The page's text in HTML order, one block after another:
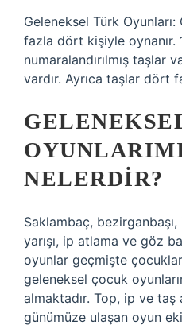
Geleneksel Türk
fazla dört kişiyle oynanır.
numaralandırılmış taşlar
vardır. Ayrıca taşlar dört
NELERDIR?
Saklambaç,
yarışı, ip atlama ve göz
oyunlar geçmişte
geleneksel çocuk
almaktadır. Top, ip ve
günümüze ulaşan oyun